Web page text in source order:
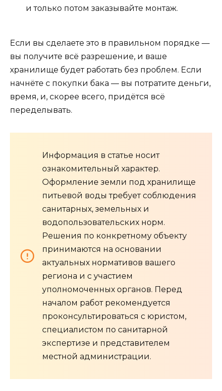
и только потом заказывайте монтаж.
Если вы сделаете это в правильном порядке —
вы получите всё разрешение, и ваше
хранилище будет работать без проблем. Если
начнёте с покупки бака — вы потратите деньги,
время, и, скорее всего, придётся всё
переделывать.
Информация в статье носит
ознакомительный характер.
Оформление земли под хранилище
питьевой воды требует соблюдения
санитарных, земельных и
водопользовательских норм.
Решения по конкретному объекту
принимаются на основании
актуальных нормативов вашего
региона и с участием
уполномоченных органов. Перед
началом работ рекомендуется
проконсультироваться с юристом,
специалистом по санитарной
экспертизе и представителем
местной администрации.